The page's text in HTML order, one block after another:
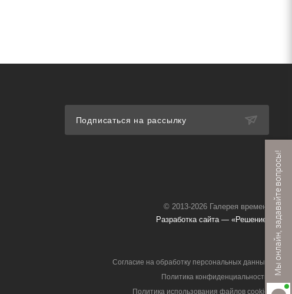
Подписаться на рассылку
© 2013-2026 Галерея времени
Разработка сайта — «Решение»
Согласие на обработку персональных данных
Политика конфиденциальности
Политика использования файлов cookie
Мы онлайн, задавайте вопросы!